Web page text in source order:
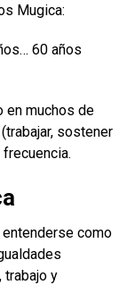
Mugica:
60 años
en muchos de
sostener
como
trabajo y